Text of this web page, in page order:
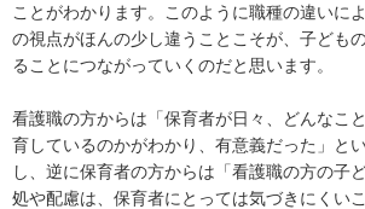
ことがわかります。このように職種の違いに
の視点がほんの少し違うことこそが、子ども
ることにつながっていくのだと思います。
看護職の方からは「保育者が日々、どんなこ
育しているのかがわかり、有意義だった」と
し、逆に保育者の方からは「看護職の方の子
処や配慮は、保育者にとっては気づきにくい